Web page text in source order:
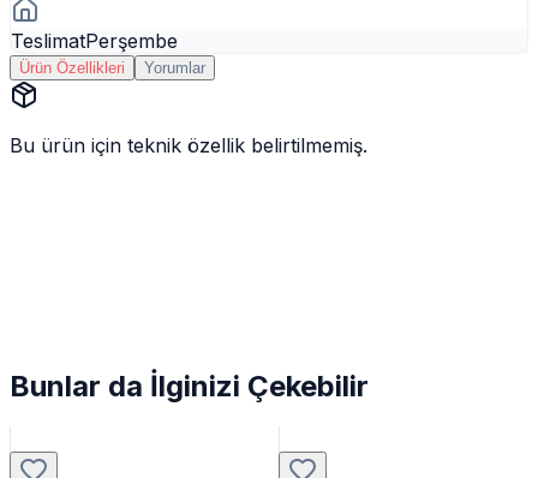
TeslimatPerşembe
Ürün Özellikleri Yorumlar
Bu ürün için teknik özellik belirtilmemiş.
Bunlar da İlginizi Çekebilir